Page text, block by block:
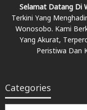
Selamat Datang Di
Terkini Yang
Wonosobo. Kami
Yang Akurat,
Peristiwa Dan
Categories